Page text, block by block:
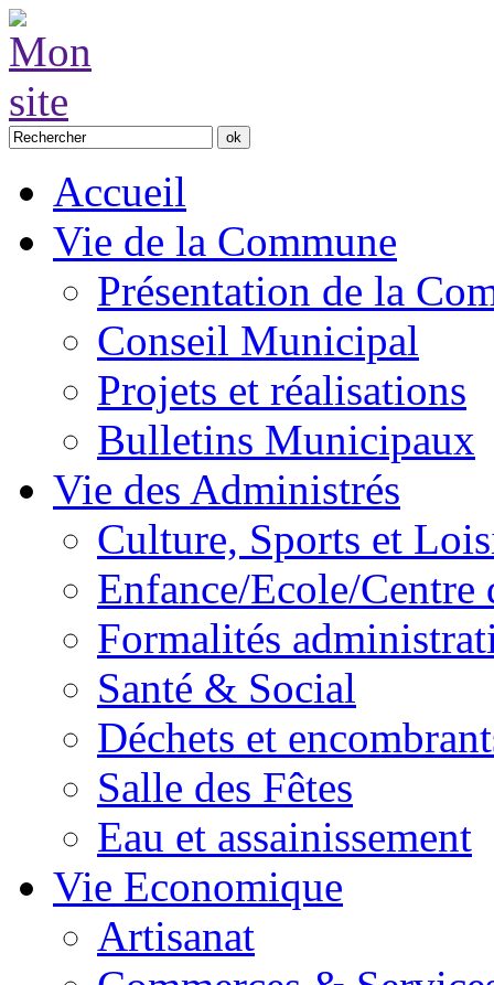
Accueil
Vie de la Commune
Présentation de la
Conseil Municipal
Projets et réalisations
Bulletins Municipaux
Vie des Administrés
Culture, Sports et
Enfance/Ecole/Centre
Formalités
Santé & Social
Déchets et
Salle des Fêtes
Eau et assainissement
Vie Economique
Artisanat